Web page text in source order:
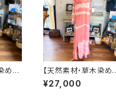
め】
【天然素材・草木染め】
フルスリーブワンピー
ス バンブー
¥27,000